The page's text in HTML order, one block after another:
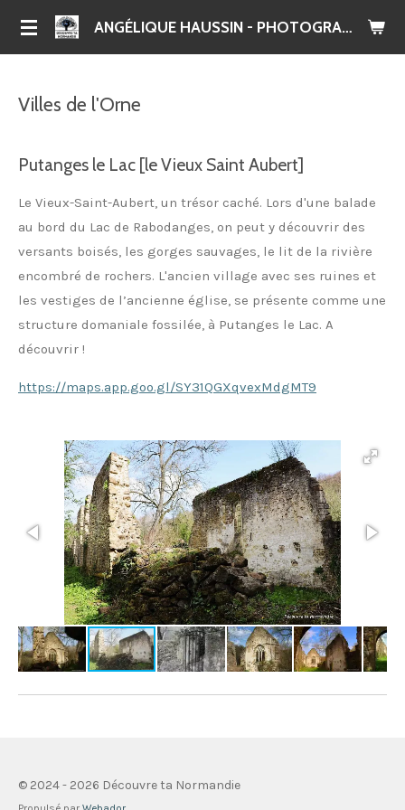
Passer
principal
ANGÉLIQUE HAUSSIN - PHOTOGRAPHE
Villes de l'Orne
Putanges le Lac [le Vieux Saint Aubert]
Le Vieux-Saint-Aubert, un trésor caché. Lors d'une balade
au bord du Lac de Rabodanges, on peut y découvrir des
versants boisés, les gorges sauvages, le lit de la rivière
encombré de rochers. L'ancien village avec ses ruines et
les vestiges de l’ancienne église, se présente comme une
structure domaniale fossilée, à Putanges le Lac. A
découvrir !
https://maps.app.goo.gl/SY31QGXqvexMdgMT9
© 2024 - 2026 Découvre ta Normandie